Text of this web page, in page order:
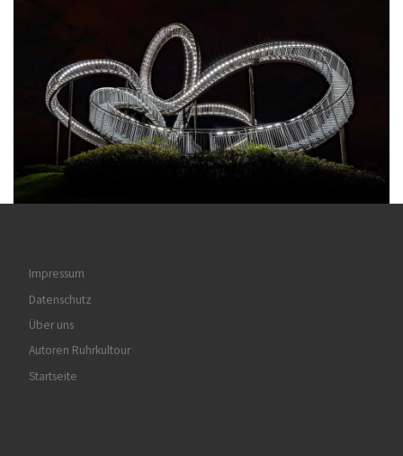
Impressum
Datenschutz
Über uns
Autoren Ruhrkultour
Startseite